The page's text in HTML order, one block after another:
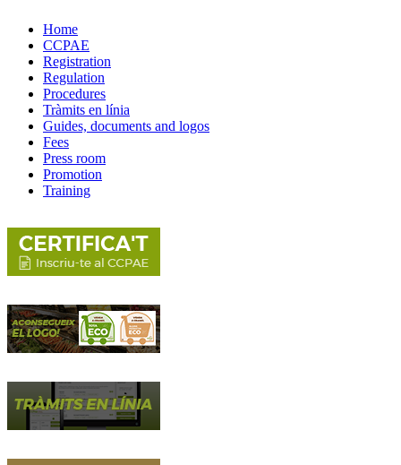
Home
CCPAE
Registration
Regulation
Procedures
Tràmits en línia
Guides, documents and logos
Fees
Press room
Promotion
Training